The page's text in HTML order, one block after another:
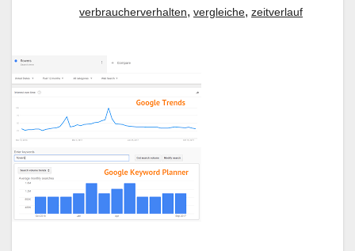
verbraucherverhalten, vergleiche, zeitverlauf